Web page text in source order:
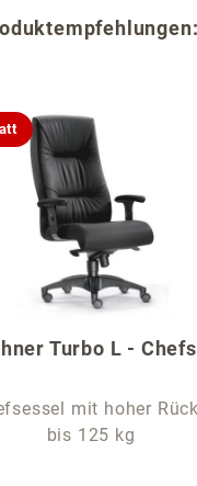
überspringen
Turbo L -
mit hoher
bis 125 kg